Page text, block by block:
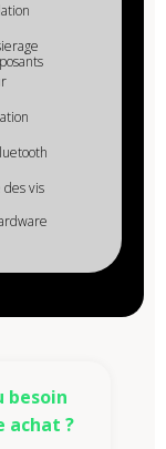
des vis
besoin
achat ?